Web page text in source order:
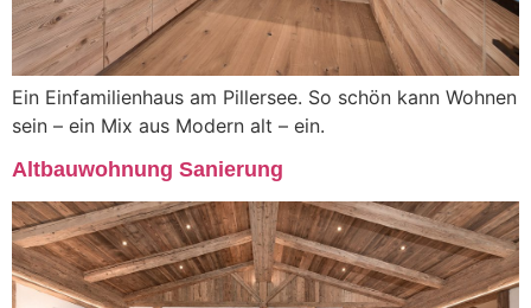
Ein Einfamilienhaus am Pillersee. So schön kann Wohnen
sein – ein Mix aus Modern alt – ein.
Altbauwohnung Sanierung